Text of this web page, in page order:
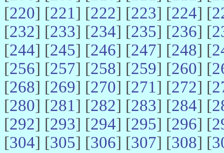
[220] [221] [222] [223] [224] [
[232] [233] [234] [235] [236] [
[244] [245] [246] [247] [248] [
[256] [257] [258] [259] [260] [
[268] [269] [270] [271] [272] [
[280] [281] [282] [283] [284] [
[292] [293] [294] [295] [296] [
[304] [305] [306] [307] [308] [